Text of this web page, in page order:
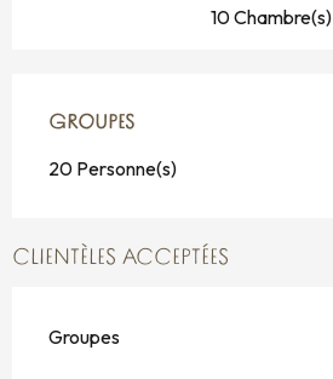
10 Chambre(s)
GROUPES
GROUPES
20 Personne(s)
CLIENTÈLES ACCEPTÉES
Groupes